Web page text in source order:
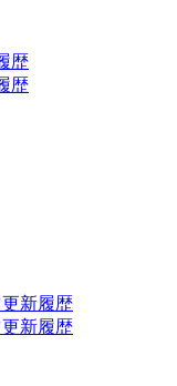
歴
歴
更新履歴
更新履歴